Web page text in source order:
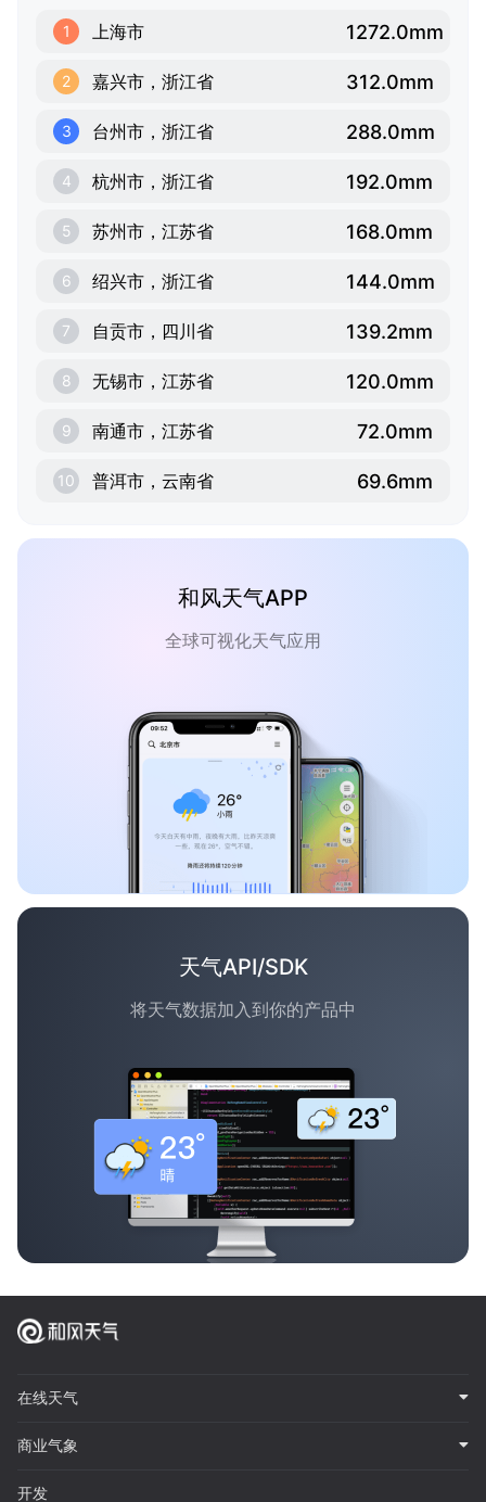
1 上海市 1272.0mm
2 嘉兴市，浙江省 312.0mm
3 台州市，浙江省 288.0mm
4 杭州市，浙江省 192.0mm
5 苏州市，江苏省 168.0mm
6 绍兴市，浙江省 144.0mm
7 自贡市，四川省 139.2mm
8 无锡市，江苏省 120.0mm
9 南通市，江苏省 72.0mm
10 普洱市，云南省 69.6mm
和风天气APP
全球可视化天气应用
天气API/SDK
将天气数据加入到你的产品中
在线天气
商业气象
开发